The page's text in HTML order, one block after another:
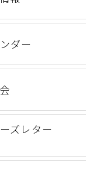
ダー
ズレター